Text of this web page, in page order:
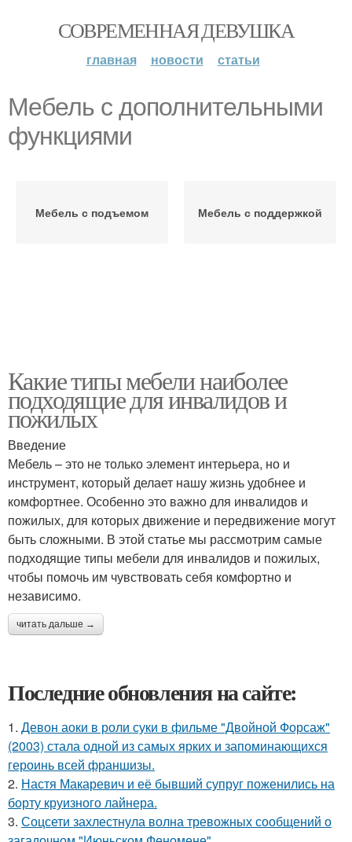
СОВРЕМЕННАЯ ДЕВУШКА
главная новости статьи
Мебель с дополнительными
функциями
Мебель с подъемом Мебель с поддержкой
Какие типы мебели наиболее
подходящие для инвалидов и
пожилых
Введение
Мебель – это не только элемент интерьера, но и
инструмент, который делает нашу жизнь удобнее и
комфортнее. Особенно это важно для инвалидов и
пожилых, для которых движение и передвижение могут
быть сложными. В этой статье мы рассмотрим самые
подходящие типы мебели для инвалидов и пожилых,
чтобы помочь им чувствовать себя комфортно и
независимо.
читать дальше →
Последние обновления на сайте:
1. Девон аоки в роли суки в фильме "Двойной Форсаж"
(2003) стала одной из самых ярких и запоминающихся
героинь всей франшизы.
2. Настя Макаревич и её бывший супруг поженились на
борту круизного лайнера.
3. Соцсети захлестнула волна тревожных сообщений о